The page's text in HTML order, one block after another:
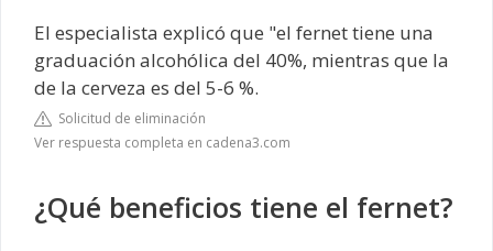
El especialista explicó que "el fernet tiene una
graduación alcohólica del 40%, mientras que la
de la cerveza es del 5-6 %.
Solicitud de eliminación
Ver respuesta completa en cadena3.com
¿Qué beneficios tiene el fernet?